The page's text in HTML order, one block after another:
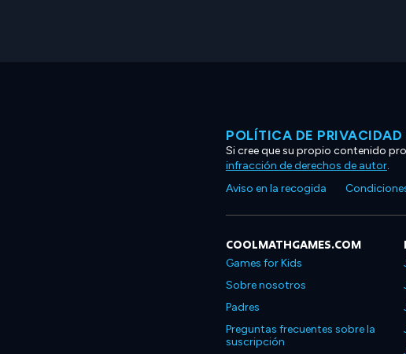
POLÍTICA DE
Si cree que su propio contenido
infracción de derechos de autor.
Aviso en la recogida
COOLMATHGAMES.COM
Games for Kids
Sobre nosotros
Padres
Preguntas frecuentes sobre la
suscripción